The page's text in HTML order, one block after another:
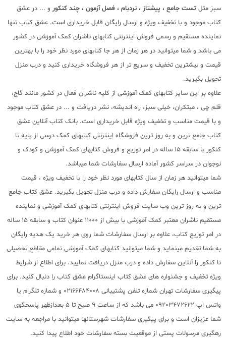
سبز مثل تست جامع ، پیشتاز ، نردبام ، فصل آزمون ، چند کنکور و ... در عشق
کتاب موجود و با تخفیف ویژه و ارسال رایگان قابل خریداری است. عشق کتاب تنها
نماینده مستقیم و رسمی فروش اینترنتی کتابهای ناشران کمک آموزشی در کشور
می باشد و شما میتوانید در هر زمان از هر جا کتابهای مورد نظر خود را با بهترین
قیمت و بیشترین تخفیف و سریع تر از هر فروشگاه خریداری کنید و درب منزل
تحویل بگیرید.
علاوه بر این سایر کتابهای کمک آموزشی از کلیه ناشران فعال در کشور مانند گاج،
قلم چی ، مبتکران، خیلی سبز، راه اندیشه، نشر دریافت و ... در عشق کتاب موجود
و با قیمت مناسب و تخفیف ویژه قابل خریداری است. بانک کتاب آنلاین عشق
کتاب جامع ترین و به روز ترین فروشگاه اینترنتی کتابهای کمک درسی از پایه تا
کنکور با سابقه 15 ساله در امر توزیع و فروش کتابهای کمک آموزشی و کودک و
نوجوان در سراسر کشور آماده ارسال سفارشات شما میباشد.
شما میتوانید هر زمان از سال کتابهای مورد نظر خود را با تخفیف ویژه ، قیمت
مناسب و ارسال رایگان سفارش داده و درب منزل تحویل بگیرید. عشق کتاب جامع
ترین و به روز ترین وب سایت فروش اینترنتی کتابهای کمک آموزشی و نماینده
مستقیم ناشران معتبر کمک آموزشی با بیش از 11000 عنوان کتاب و سابقه 15 ساله
در امر توزیع کتاب، علاوه بر ارسال سفارشات شما روی هر خرید یک هدیه رایگان
به شما تقدیم مینماید و شما میتوانید کتابهای کمک آموزشی تمامی مقاطع تحصیلی
تا کنکور را آنلاین سفارش داده و درب منزل دریافت نمایید. برای اطلاع از شرایط
ویژه تخفیف و جشنواره های عشق کتاب اینستاگرام عشق کتاب را دنبال کنید. برای
پیگیری سفارشات تهران شماره تلفن پشتیبانی 02166484008 و شماره تلگرام یا
واتس اپ 09203472622 می باشد که از ساعت 9 صبح تا 5 بعدازظهر پاسخگوی
شما عزیزان است و برای پیگیری سفارشات شهرستانها میتوانید با مراجعه به سایت
رهگیری مرسولات پستی از موقعیت بسته سفارشات خود اطلاع پیدا کنید.